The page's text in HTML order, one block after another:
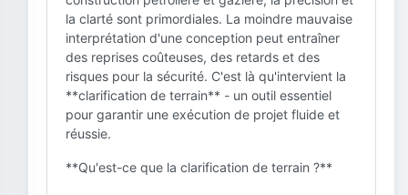
la clarté sont primordiales. La moindre mauvaise
interprétation d'une conception peut entraîner
des reprises coûteuses, des retards et des
risques pour la sécurité. C'est là qu'intervient la
**clarification de terrain** - un outil essentiel
pour garantir une exécution de projet fluide et
réussie.
**Qu'est-ce que la clarification de terrain ?**